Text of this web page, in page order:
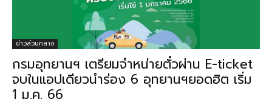
ข่าวส่วนกลาง
กรมอุทยานฯ เตรียมจำหน่ายตั๋วผ่าน E-ticket
จบในแอปเดียวนำร่อง 6 อุทยานฯยอดฮิต เริ่ม
1 ม.ค. 66